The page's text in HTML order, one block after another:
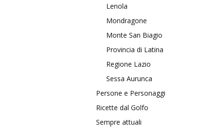
Lenola
Mondragone
Monte San Biagio
Provincia di Latina
Regione Lazio
Sessa Aurunca
Persone e Personaggi
Ricette dal Golfo
Sempre attuali